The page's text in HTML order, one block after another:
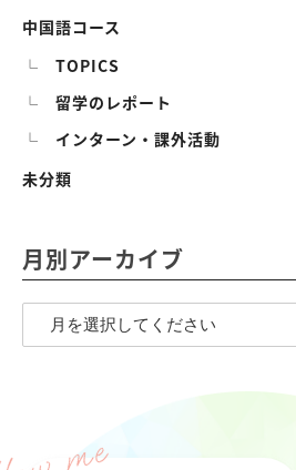
中国語コース
TOPICS
留学のレポート
インターン・課外活動
未分類
月別アーカイブ